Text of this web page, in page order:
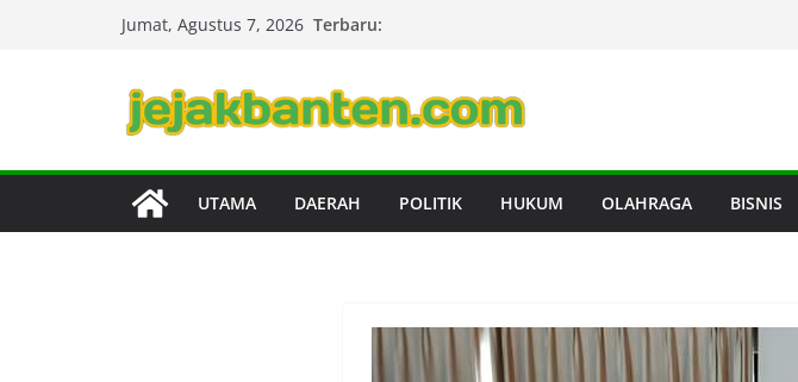
Jumat, Agustus 7, 2026 Terbaru:
UTAMA DAERAH POLITIK HUKUM OLAHRAGA BISNIS